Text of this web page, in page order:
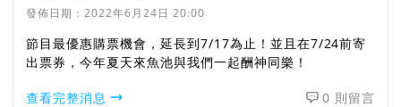
發佈日期： 2022年6月24日 20:00
節目最優惠購票機會，延長到7/17為止！並且在7/24前寄
出票券，今年夏天來魚池與我們一起酬神同樂！
查看完整消息 0 則留言